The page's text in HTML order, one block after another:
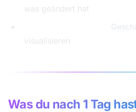
was geändert hat
visualisieren
Was du nach 1 Tag